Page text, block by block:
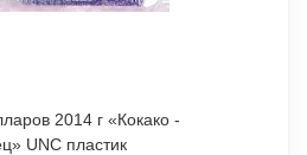
2014 г «Кокако -
Новозеландский скворец» UNC пластик